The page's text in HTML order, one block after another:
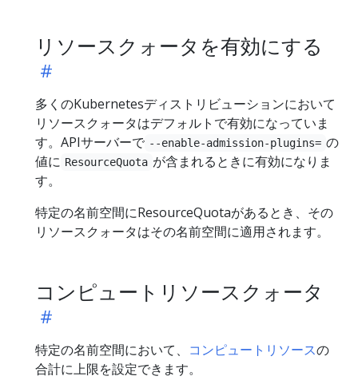
リソースクォータを有効にする
多くのKubernetesディストリビューションにおいて
リソースクォータはデフォルトで有効になっていま
す。APIサーバーで --enable-admission-plugins= の
値に ResourceQuota が含まれるときに有効になりま
す。
特定の名前空間にResourceQuotaがあるとき、その
リソースクォータはその名前空間に適用されます。
コンピュートリソースクォータ
特定の名前空間において、 コンピュートリソースの
合計に上限を設定できます。